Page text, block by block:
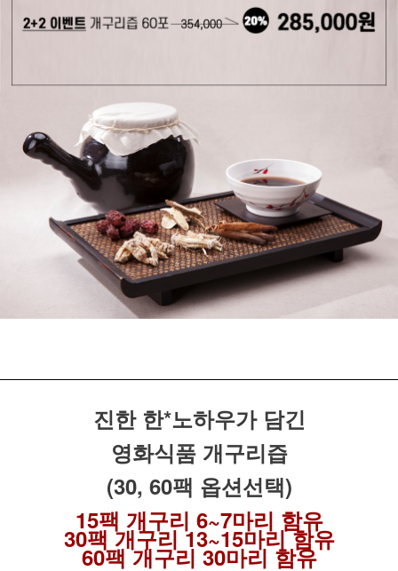
진한 한*노하우가 담긴
영화식품 개구리즙
(30, 60팩 옵션선택)
15팩 개구리 6~7마리 함유
30팩 개구리 13~15마리 함유
60팩 개구리 30마리 함유